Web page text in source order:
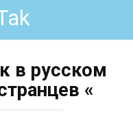
в русском
«